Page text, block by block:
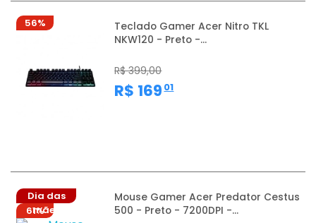
56%
Teclado Gamer Acer Nitro TKL
NKW120 - Preto -...
R$ 399,00
R$ 169 ,01
Dia das
mães
61%
Mouse Gamer Acer Predator Cestus
500 - Preto - 7200DPI -...